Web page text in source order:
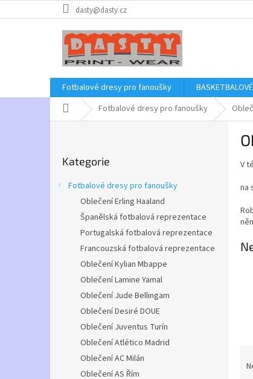
na
dasty@dasty.cz
Fotbalové dresy pro fanoušky
Domů Fotbalové dresy pro fanoušky
kategorie
Kategorie
Fotbalové dresy pro fanoušky
Oblečení Erling Haaland
Španělská fotbalová reprezentace
Portugalská fotbalová reprezentace
Francouzská fotbalová reprezentace
Oblečení Kylian Mbappe
Oblečení Lamine Yamal
Oblečení Jude Bellingam
Oblečení Desiré DOUE
Oblečení Juventus Turín
Oblečení Atlético Madrid
Oblečení AC Milán
Oblečení AS Řím
V
na